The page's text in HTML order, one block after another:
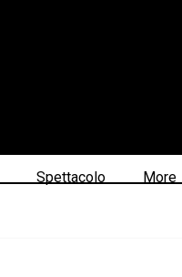
Spettacolo More